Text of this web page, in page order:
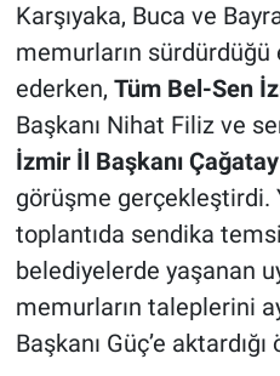
Karşıyaka, Buca ve
memurların
ederken, Tüm Bel-Sen
Başkanı Nihat Filiz ve
İzmir İl Başkanı
görüşme gerçekleştirdi.
toplantıda sendika
belediyelerde yaşanan
memurların taleplerini
Başkanı Güç’e